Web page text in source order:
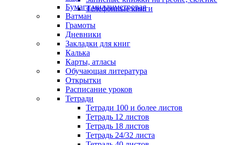
Телефонные книги
Бумага миллиметровая
Ватман
Грамоты
Дневники
Закладки для книг
Калька
Карты, атласы
Обучающая литература
Открытки
Расписание уроков
Тетради
Тетради 100 и более листов
Тетрадь 12 листов
Тетрадь 18 листов
Тетрадь 24/32 листа